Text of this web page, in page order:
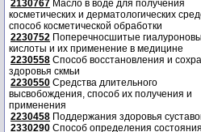
2130767 Масло в воде для получения
косметических и дерматологических
способ косметической обработки
2230752 Поперечносшитые
кислоты и их применение в медицине
2230558 Способ восстановления и
здоровья скмьи
2230550 Средства длительного
высвобождения, способ их получения и
применения
2230458 Поддержания здоровья
2330290 Способ определения состояния